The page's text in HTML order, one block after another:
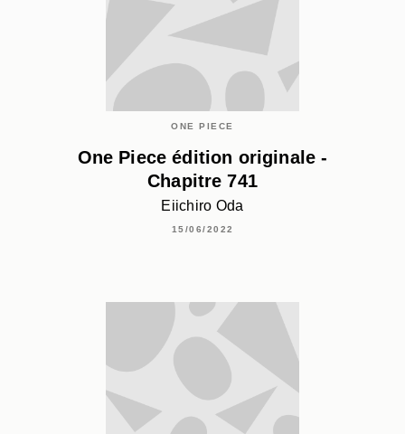
ONE PIECE
One Piece édition originale -
Chapitre 741
Eiichiro Oda
15/06/2022